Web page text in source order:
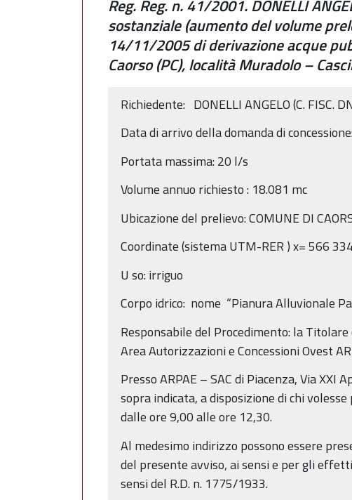
Reg. Reg. n. 41/2001. DONELLI
sostanziale (aumento del volume
14/11/2005 di derivazione acque
Caorso (PC), località Muradolo –
Richiedente: DONELLI ANGELO(C.FISC.
Data di arrivo della domanda di
Portata massima:20 l/s
Volume annuo richiesto: 18.081 mc
Ubicazione del prelievo: COMUNE DI
Coordinate (sistemaUTM-RER ) x=566
U so:irriguo
Corpo idrico: nome “Pianura Alluvionale
Responsabile del Procedimento:laTitolare
Area Autorizzazioni e Concessioni Ovest
Presso ARPAE – SAC di Piacenza, Via
sopra indicata, a disposizione di chi
dalle ore 9,00 alle ore 12,30.
Al medesimo indirizzo possono essere
del presente avviso, ai sensi e per gli
sensi del R.D. n. 1775/1933.